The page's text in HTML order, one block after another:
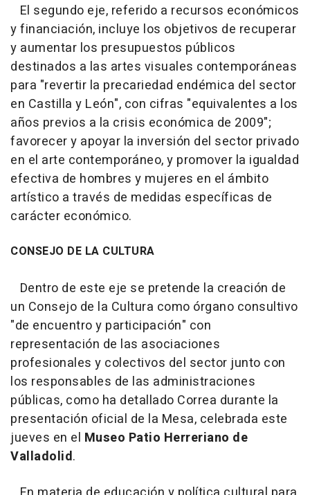
El segundo eje, referido a recursos económicos
y financiación, incluye los objetivos de recuperar
y aumentar los presupuestos públicos
destinados a las artes visuales contemporáneas
para "revertir la precariedad endémica del sector
en Castilla y León", con cifras "equivalentes a los
años previos a la crisis económica de 2009";
favorecer y apoyar la inversión del sector privado
en el arte contemporáneo, y promover la igualdad
efectiva de hombres y mujeres en el ámbito
artístico a través de medidas específicas de
carácter económico.
CONSEJO DE LA CULTURA
Dentro de este eje se pretende la creación de
un Consejo de la Cultura como órgano consultivo
"de encuentro y participación" con
representación de las asociaciones
profesionales y colectivos del sector junto con
los responsables de las administraciones
públicas, como ha detallado Correa durante la
presentación oficial de la Mesa, celebrada este
jueves en el Museo Patio Herreriano de
Valladolid.